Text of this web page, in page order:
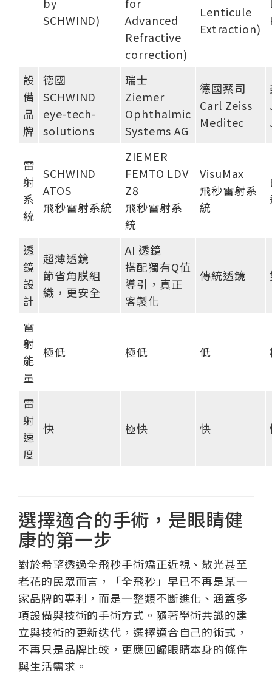
by
SCHWIND)
for
Advanced
Refractive
correction)
Lenticule
Extraction)
設
備
品
牌
德國
SCHWIND
eye-tech-
solutions
瑞士
Ziemer
Ophthalmic
Systems AG
德國蔡司
Carl Zeiss
Meditec
雷
射
系
統
SCHWIND
ATOS
飛秒雷射系統
ZIEMER
FEMTO LDV
Z8
飛秒雷射系
統
VisuMax
飛秒雷射系
統
透
鏡
設
計
超薄透鏡
節省角膜組
織，更安全
AI 透鏡
搭配獨有Q值
導引，真正
客製化
傳統透鏡
雷
射
能
量
極低 極低 低
雷
射
速
度
快 極快 快
選擇適合的手術，是眼睛健
康的第一步
對於希望透過全飛秒手術矯正近視、散光甚至
老花的民眾而言，「全飛秒」早已不再是某一
家品牌的專利，而是一整類不斷進化、涵蓋多
項設備與技術的手術方式。隨著學術共識的建
立與技術的更新迭代，選擇適合自己的術式，
不再只是品牌比較，更應回歸眼睛本身的條件
與生活需求。